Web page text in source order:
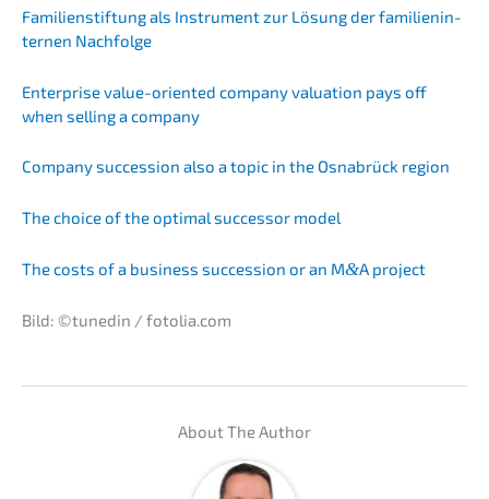
Famili­en­stif­tung als Instru­ment zur Lösung der famili­en­in­
ter­nen Nachfolge
Enter­pri­se value-orien­ted compa­ny valua­ti­on pays off
when selling a company
Compa­ny succes­si­on also a topic in the Osnabrück region
The choice of the optimal succes­sor model
The costs of a business succes­si­on or an M&A project
Bild: ©tunedin / fotolia.com
About The Author